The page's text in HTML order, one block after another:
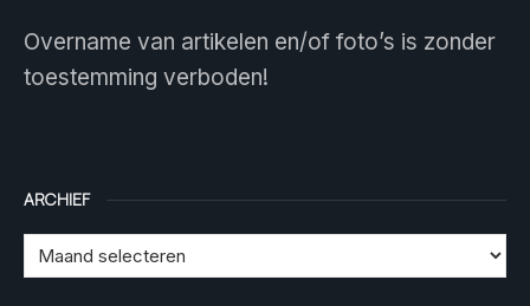
Overname van artikelen en/of foto’s is zonder
toestemming verboden!
ARCHIEF